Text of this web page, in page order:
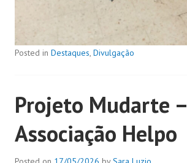
Posted in Destaques, Divulgação
Projeto Mudarte –
Associação Helpo